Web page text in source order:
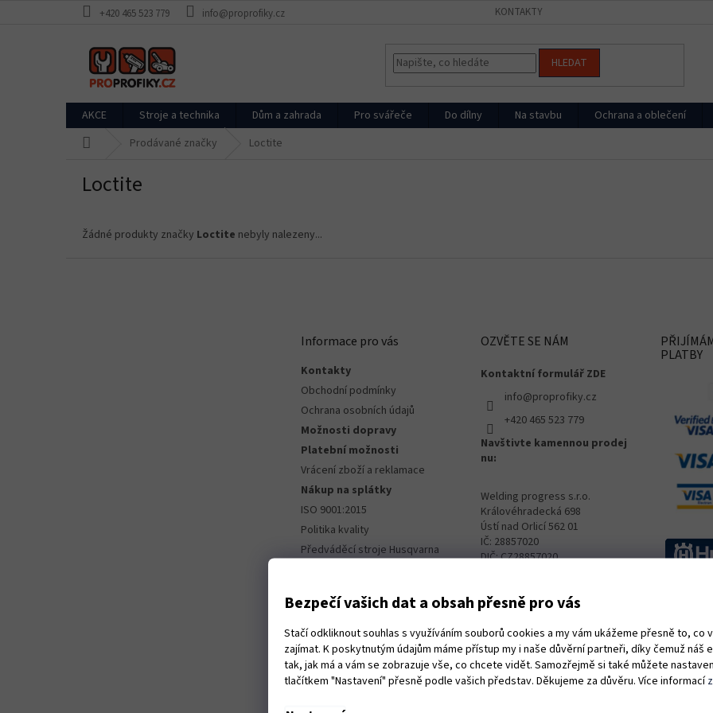
Bezpečí vašich dat a obsah přesně pro vás
Stačí odkliknout souhlas s využíváním souborů cookies a my vám ukážeme přesně to, co
zajímat. K poskytnutým údajům máme přístup my i naše důvěrní partneři, díky čemuž náš
tak, jak má a vám se zobrazuje vše, co chcete vidět. Samozřejmě si také můžete
tlačítkem "Nastavení" přesně podle vašich představ. Děkujeme za důvěru. Více informací
+420 465 523 779 info@proprofiky.cz KONTAKTY
HLEDAT
AKCE Stroje a technika Dům a zahrada Pro svářeče Do dílny Na stavbu Ochrana a oblečení
Prodávané značky Loctite
Loctite
Žádné produkty značky Loctite nebyly nalezeny...
Informace pro vás
Kontakty
Obchodní podmínky
Ochrana osobních údajů
Možnosti dopravy
Platební možnosti
Vrácení zboží a reklamace
Nákup na splátky
ISO 9001:2015
Politika kvality
Předváděcí stroje Husqvarna
OZVĚTE SE NÁM
Kontaktní formulář ZDE
info@proprofiky.cz
+420 465 523 779
Navštivte kamennou prodej
nu:
Welding progress s.r.o.
Královéhradecká 698
Ústí nad Orlicí 562 01
IČ: 28857020
DIČ: CZ28857020
PLATBY